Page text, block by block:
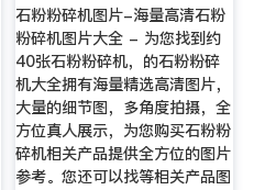
石粉粉碎机图片-海量高清石粉
粉碎机图片大全 - 为您找到约
40张石粉粉碎机，的石粉粉碎
机大全拥有海量精选高清图片，
大量的细节图，多角度拍摄，全
方位真人展示，为您购买石粉粉
碎机相关产品提供全方位的图片
参考。您还可以找等相关产品图